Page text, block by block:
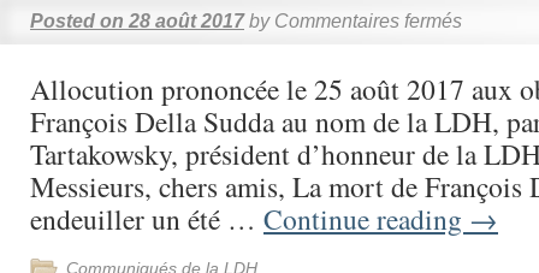
Posted on 28 août 2017 by Commentaires fermés
Allocution prononcée le 25 août 2017 aux
François Della Sudda au nom de la LDH,
Tartakowsky, président d’honneur de la
Messieurs, chers amis, La mort de François
endeuiller un été … Continue reading →
Communiqués de la LDH